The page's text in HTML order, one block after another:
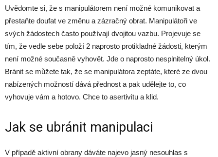
Uvědomte si, že s manipulátorem není možné komunikovat a
přestaňte doufat ve změnu a zázračný obrat. Manipulátoři ve
svých žádostech často používají dvojitou vazbu. Projevuje se
tím, že vedle sebe položí 2 naprosto protikladné žádosti, kterým
není možné současně vyhovět. Jde o naprosto nesplnitelný úkol.
Bránit se můžete tak, že se manipulátora zeptáte, které ze dvou
nabízených možností dává přednost a pak udělejte to, co
vyhovuje vám a hotovo. Chce to asertivitu a klid.
Jak se ubránit manipulaci
V případě aktivní obrany dáváte najevo jasný nesouhlas s